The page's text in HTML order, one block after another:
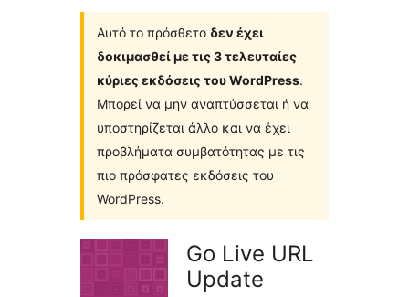
Αυτό το πρόσθετο δεν έχει
δοκιμασθεί με τις 3 τελευταίες
κύριες εκδόσεις του WordPress.
Μπορεί να μην αναπτύσσεται ή να
υποστηρίζεται άλλο και να έχει
προβλήματα συμβατότητας με τις
πιο πρόσφατες εκδόσεις του
WordPress.
Go Live URL
Update